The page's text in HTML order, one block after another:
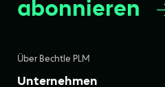
Über Bechtle PLM
Unternehmen
abonnieren